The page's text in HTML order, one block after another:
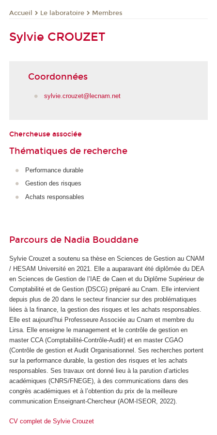
Accueil Le laboratoire Membres
Sylvie CROUZET
Coordonnées
sylvie.crouzet@lecnam.net
Chercheuse associée
Thématiques de recherche
Performance durable
Gestion des risques
Achats responsables
Parcours de Nadia Bouddane
Sylvie Crouzet a soutenu sa thèse en Sciences de Gestion au CNAM
/ HESAM Université en 2021. Elle a auparavant été diplômée du DEA
en Sciences de Gestion de l’IAE de Caen et du Diplôme Supérieur de
Comptabilité et de Gestion (DSCG) préparé au Cnam. Elle intervient
depuis plus de 20 dans le secteur financier sur des problématiques
liées à la finance, la gestion des risques et les achats responsables.
Elle est aujourd’hui Professeure Associée au Cnam et membre du
Lirsa. Elle enseigne le management et le contrôle de gestion en
master CCA (Comptabilité-Contrôle-Audit) et en master CGAO
(Contrôle de gestion et Audit Organisationnel. Ses recherches portent
sur la performance durable, la gestion des risques et les achats
responsables. Ses travaux ont donné lieu à la parution d’articles
académiques (CNRS/FNEGE), à des communications dans des
congrès académiques et à l’obtention du prix de la meilleure
communication Enseignant-Chercheur (AOM-ISEOR, 2022).
CV complet de Sylvie Crouzet